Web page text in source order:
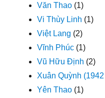
Văn Thao (1)
Vi Thùy Linh (1)
Việt Lang (2)
Vĩnh Phúc (1)
Vũ Hữu Định (2)
Xuân Quỳnh
Yên Thao (1)